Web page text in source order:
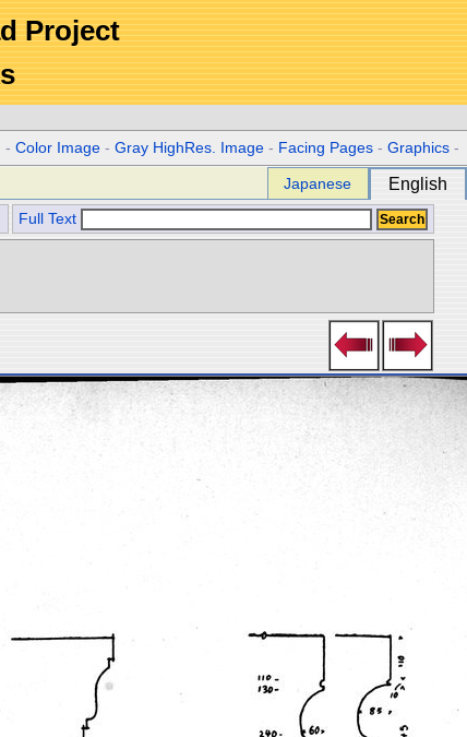
Project
-Color Image -Gray HighRes. Image - Facing Pages -Graphics -
Japanese English
Full Text